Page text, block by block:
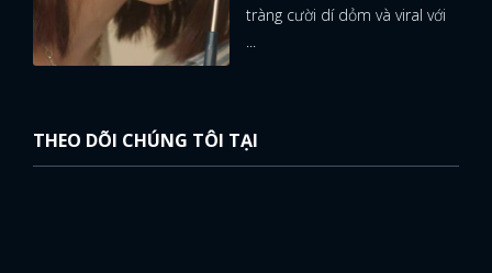
tràng cười dí dỏm và viral với
...
THEO DÕI CHÚNG TÔI TẠI